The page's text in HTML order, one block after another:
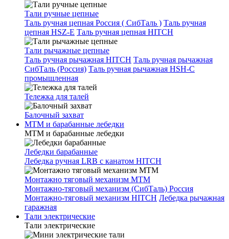
Тали ручные цепные
Таль ручная цепная Россия ( СибТаль ) Таль ручная
цепная HSZ-E Таль ручная цепная HITCH
Тали рычажные цепные
Таль ручная рычажная HITCH Таль ручная рычажная
СибТаль (Россия) Таль ручная рычажная HSH-C
промышленная
Тележка для талей
Балочный захват
МТМ и барабанные лебедки
МТМ и барабанные лебедки
Лебедки барабанные
Лебедка ручная LRB с канатом HITCH
Монтажно тяговый механизм МТМ
Монтажно-тяговый механизм (СибТаль) Россия
Монтажно-тяговый механизм HITCH Лебедка рычажная
гаражная
Тали электрические
Тали электрические